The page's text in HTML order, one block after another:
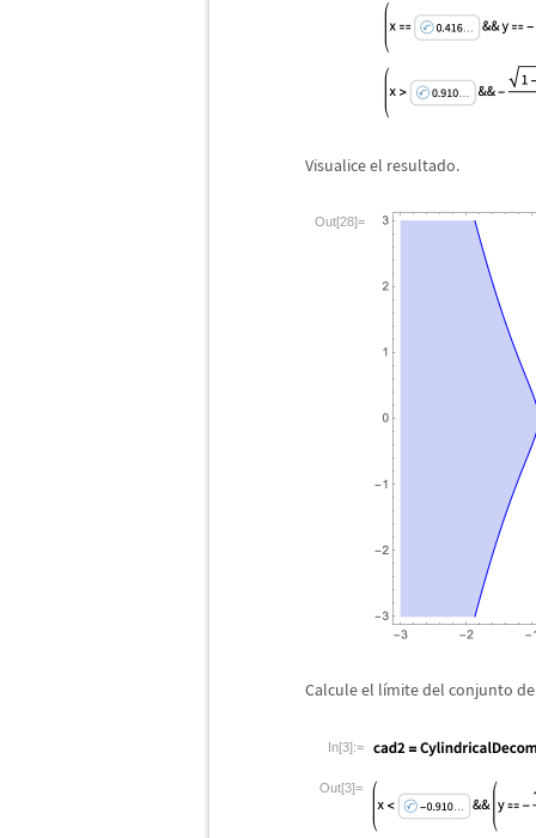
Visualice el resultado.
Out[28]=
Calcule el límite del conjunto
In[3]:=
Out[3]=